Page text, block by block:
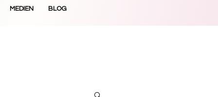
MEDIEN BLOG